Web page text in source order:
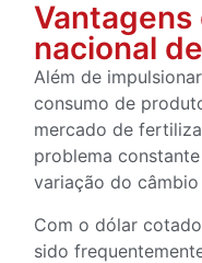
nacional
Além de
consumo de
mercado de
problema
variação do
Com o dólar
sido